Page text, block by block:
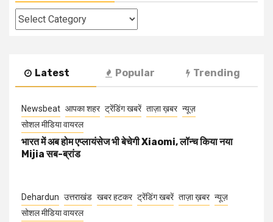
Categories
Latest Popular Trending
Newsbeat आपका शहर ट्रेंडिंग खबरें ताज़ा ख़बर न्यूज़
सोशल मीडिया वायरल
भारत में अब होम एप्लायंसेज भी बेचेगी Xiaomi, लॉन्च किया नया
Mijia सब-ब्रांड
Dehardun उत्तराखंड खबर हटकर ट्रेंडिंग खबरें ताज़ा ख़बर न्यूज़
सोशल मीडिया वायरल